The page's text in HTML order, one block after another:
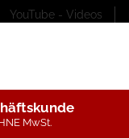
YouTube - Videos
MwSt.